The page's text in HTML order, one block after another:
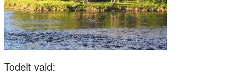
Todelt vald: